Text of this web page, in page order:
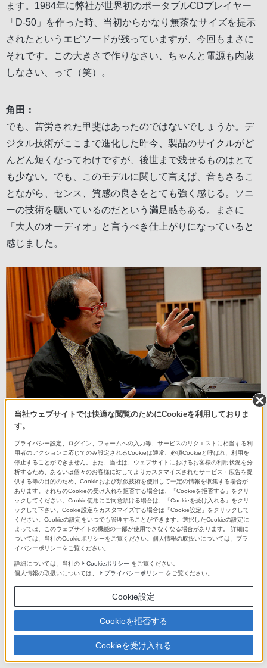
ます。1984年に弊社が世界初のポータブルCDプレイヤー
「D-50」を作った時、当初からかなり無茶なサイズを提示
されたというエピソードが残っていますが、今回もまさに
それです。この大きさで作りなさい、ちゃんと電源も内蔵
しなさい、って（笑）。
角田：
でも、苦労された甲斐はあったのではないでしょうか。デ
ジタル技術がここまで進化した昨今、製品のサイクルがど
んどん短くなってわけですが、後世まで残せるものはとて
も少ない。でも、このモデルに関して言えば、音もさるこ
とながら、センス、質感の良さをとても強く感じる。ソニ
ーの技術を聴いているのだという満足感もある。まさに
「大人のオーディオ」と言うべき仕上がりになっていると
感じました。
佐藤：
うれしいお言葉をありがとうございます。仰る通り、今の
時代だからこそ長く使って頂ける商品を作りたいと考えま
した。たとえば、フォーマットも将来を見据えて
DSD22.4MHz・PCM768kHzへの対応も率先して行ってい
ます。また、お客様が大事にされているCDクオリティのコ
ンテンツも精彩にお聞きいただけるよう今のソニーででき
る最高レベルの信号処理にこだわりました。そして、ハイ
エンドオーディオを担ってきた私たちだから作れる、デジ
タル時代だからこそのアンプ＝「D.A.ハイブリッドアン
プ」で音楽の楽しみ方を変えていきたい、というメッセー
当社ウェブサイトでは快適な閲覧のためにCookieを利用しておりま
す。
プライバシー設定、ログイン、フォームへの入力等、サービスのリクエストに相当する利
用者のアクションに応じてのみ設定されるCookieは通常、必須Cookieと呼ばれ、利用を
停止することができません。また、当社は、ウェブサイトにおけるお客様の利用状況を分
析するため、あるいは個々のお客様に対してよりカスタマイズされたサービス・広告を提
供する等の目的のため、Cookieおよび類似技術を使用して一定の情報を収集する場合が
あります。それらのCookieの受け入れを拒否する場合は、「Cookieを拒否する」をクリ
ックしてください。Cookie使用にご同意頂ける場合は、「Cookieを受け入れる」をクリ
ックして下さい。Cookie設定をカスタマイズする場合は「Cookie設定」をクリックして
ください。Cookieの設定をいつでも管理することができます。選択したCookieの設定に
よっては、このウェブサイトの機能の一部が使用できなくなる場合があります。 詳細に
ついては、当社のCookieポリシーをご覧ください。個人情報の取扱いについては、プラ
イバシーポリシーをご覧ください。
詳細については、当社の Cookieポリシー をご覧ください。
個人情報の取扱いについては、
プライバシーポリシー をご覧ください。
Cookie設定
Cookieを拒否する
Cookieを受け入れる